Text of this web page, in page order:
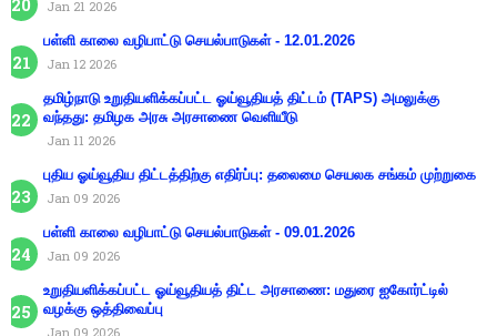
Jan 21 2026
பள்ளி காலை வழிபாட்டு செயல்பாடுகள் - 12.01.2026
Jan 12 2026
தமிழ்நாடு உறுதியளிக்கப்பட்ட ஓய்வூதியத் திட்டம் (TAPS) அமலுக்கு
வந்தது: தமிழக அரசு அரசாணை வெளியீடு
Jan 11 2026
புதிய ஓய்வூதிய திட்டத்திற்கு எதிர்ப்பு: தலைமை செயலக சங்கம் முற்றுகை
Jan 09 2026
பள்ளி காலை வழிபாட்டு செயல்பாடுகள் - 09.01.2026
Jan 09 2026
உறுதியளிக்கப்பட்ட ஓய்வூதியத் திட்ட அரசாணை: மதுரை ஐகோர்ட்டில்
வழக்கு ஒத்திவைப்பு
Jan 09 2026